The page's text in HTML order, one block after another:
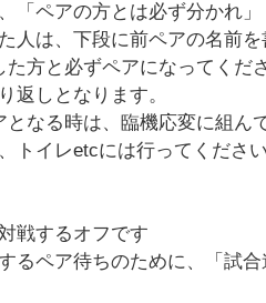
ペアの方とは必ず分かれ」
は、下段に前ペアの名前を
方と必ずペアになってくださ
しとなります。
となる時は、臨機応変に組ん
トイレetcには行ってくださ
戦するオフです
るペア待ちのために、「試